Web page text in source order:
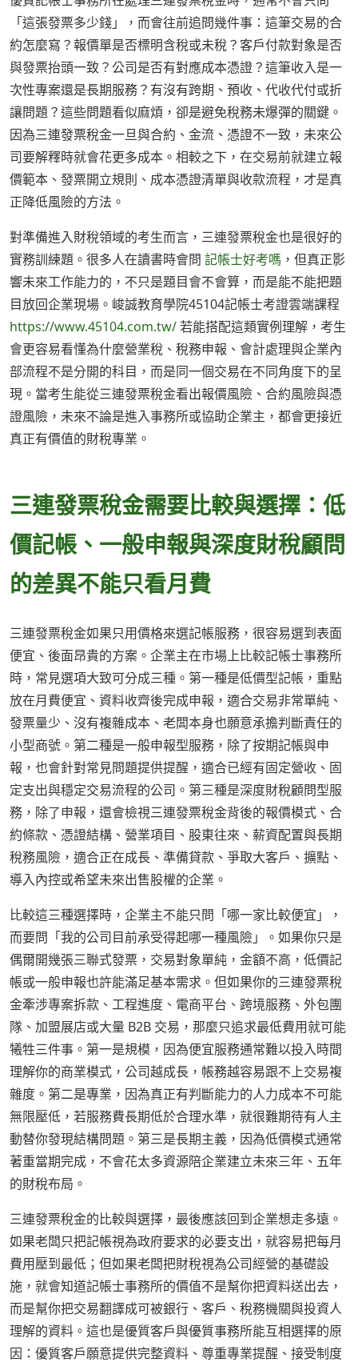
「這張發票多少錢」，而會往前追問幾件事：這筆交易的合
約怎麼寫？報價單是否標明含稅或未稅？客戶付款對象是否
與發票抬頭一致？公司是否有對應成本憑證？這筆收入是一
次性專案還是長期服務？有沒有跨期、預收、代收代付或折
讓問題？這些問題看似麻煩，卻是避免稅務未爆彈的關鍵。
因為三連發票稅金一旦與合約、金流、憑證不一致，未來公
司要解釋時就會花更多成本。相較之下，在交易前就建立報
價範本、發票開立規則、成本憑證清單與收款流程，才是真
正降低風險的方法。
對準備進入財稅領域的考生而言，三連發票稅金也是很好的
實務訓練題。很多人在讀書時會問 記帳士好考嗎 ，但真正影
響未來工作能力的，不只是題目會不會算，而是能不能把題
目放回企業現場。峻誠教育學院45104記帳士考證雲端課程
https://www.45104.com.tw/若能搭配這類實例理解，考生
會更容易看懂為什麼營業稅、稅務申報、會計處理與企業內
部流程不是分開的科目，而是同一個交易在不同角度下的呈
現。當考生能從三連發票稅金看出報價風險、合約風險與憑
證風險，未來不論是進入事務所或協助企業主，都會更接近
真正有價值的財稅專業。
三連發票稅金需要比較與選擇：低
價記帳、一般申報與深度財稅顧問
的差異不能只看月費
三連發票稅金如果只用價格來選記帳服務，很容易選到表面
便宜、後面昂貴的方案。企業主在市場上比較記帳士事務所
時，常見選項大致可分成三種。第一種是低價型記帳，重點
放在月費便宜、資料收齊後完成申報，適合交易非常單純、
發票量少、沒有複雜成本、老闆本身也願意承擔判斷責任的
小型商號。第二種是一般申報型服務，除了按期記帳與申
報，也會針對常見問題提供提醒，適合已經有固定營收、固
定支出與穩定交易流程的公司。第三種是深度財稅顧問型服
務，除了申報，還會檢視三連發票稅金背後的報價模式、合
約條款、憑證結構、營業項目、股東往來、薪資配置與長期
稅務風險，適合正在成長、準備貸款、爭取大客戶、擴點、
導入內控或希望未來出售股權的企業。
比較這三種選擇時，企業主不能只問「哪一家比較便宜」，
而要問「我的公司目前承受得起哪一種風險」。如果你只是
偶爾開幾張三聯式發票，交易對象單純，金額不高，低價記
帳或一般申報也許能滿足基本需求。但如果你的三連發票稅
金牽涉專案拆款、工程進度、電商平台、跨境服務、外包團
隊、加盟展店或大量 B2B 交易，那麼只追求最低費用就可能
犧牲三件事。第一是規模，因為便宜服務通常難以投入時間
理解你的商業模式，公司越成長，帳務越容易跟不上交易複
雜度。第二是專業，因為真正有判斷能力的人力成本不可能
無限壓低，若服務費長期低於合理水準，就很難期待有人主
動替你發現結構問題。第三是長期主義，因為低價模式通常
著重當期完成，不會花太多資源陪企業建立未來三年、五年
的財稅布局。
三連發票稅金的比較與選擇，最後應該回到企業想走多遠。
如果老闆只把記帳視為政府要求的必要支出，就容易把每月
費用壓到最低；但如果老闆把財稅視為公司經營的基礎設
施，就會知道記帳士事務所的價值不是幫你把資料送出去，
而是幫你把交易翻譯成可被銀行、客戶、稅務機關與投資人
理解的資料。這也是優質客戶與優質事務所能互相選擇的原
因：優質客戶願意提供完整資料、尊重專業提醒、接受制度